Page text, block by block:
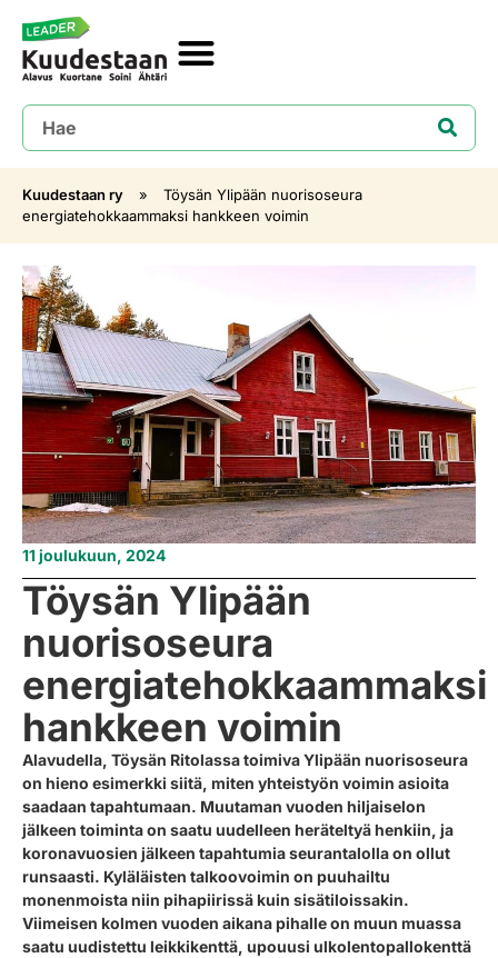
Kuudestaan ry »
Töysän Ylipään nuorisoseura
energiatehokkaammaksi hankkeen voimin
11 joulukuun, 2024
Töysän Ylipään
nuorisoseura
energiatehokkaammaksi
hankkeen voimin
Alavudella, Töysän Ritolassa toimiva Ylipään nuorisoseura
on hieno esimerkki siitä, miten yhteistyön voimin asioita
saadaan tapahtumaan. Muutaman vuoden hiljaiselon
jälkeen toiminta on saatu uudelleen heräteltyä henkiin, ja
koronavuosien jälkeen tapahtumia seurantalolla on ollut
runsaasti. Kyläläisten talkoovoimin on puuhailtu
monenmoista niin pihapiirissä kuin sisätiloissakin.
Viimeisen kolmen vuoden aikana pihalle on muun muassa
saatu uudistettu leikkikenttä, upouusi ulkolentopallokenttä